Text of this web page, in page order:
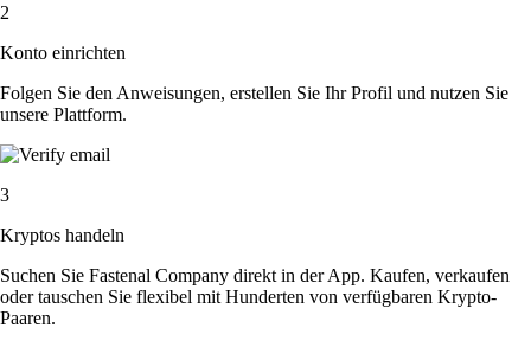
2
Konto einrichten
Folgen Sie den Anweisungen, erstellen Sie Ihr Profil und nutzen Sie
unsere Plattform.
3
Kryptos handeln
Suchen Sie Fastenal Company direkt in der App. Kaufen, verkaufen
oder tauschen Sie flexibel mit Hunderten von verfügbaren Krypto-
Paaren.